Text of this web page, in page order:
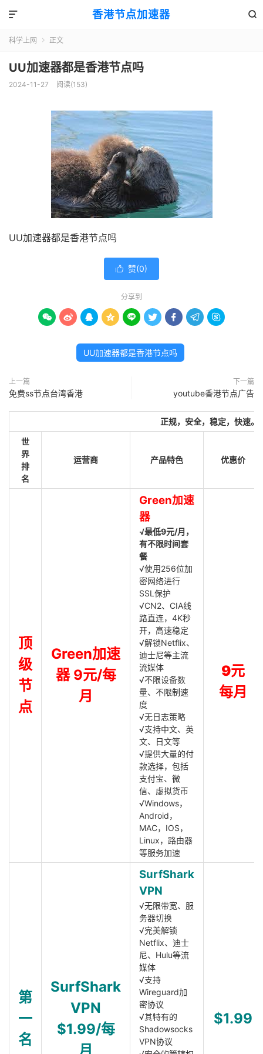
香港节点加速器 

科学上网  正文
UU加速器都是香港节点吗
2024-11-27 阅读(153)
UU加速器都是香港节点吗
 赞(0)
分享到
        
UU加速器都是香港节点吗
上一篇
免费ss节点台湾香港
下一篇
youtube香港节点广告
正规，安全，稳定，快速。
世
界
排
名
运营商 产品特色 优惠价
顶
级
节
点
Green加速
器 9元/每
月
Green加速
器
√最低9元/月，
有不限时间套
餐
√使用256位加
密网络进行
SSL保护
√CN2、CIA线
路直连，4K秒
开，高速稳定
√解锁Netflix、
迪士尼等主流
流媒体
√不限设备数
量、不限制速
度
√无日志策略
√支持中文、英
文、日文等
√提供大量的付
款选择，包括
支付宝、微
信、虚拟货币
√Windows，
Android，
MAC，IOS，
Linux，路由器
等服务加速
9元
每月
第
一
名
SurfShark
VPN
$1.99/每
月
SurfShark
VPN
√无限带宽、服
务器切换
√完美解锁
Netflix、迪士
尼、Hulu等流
媒体
√支持
Wireguard加
密协议
√其特有的
Shadowsocks
VPN协议
$1.99